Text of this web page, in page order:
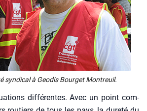
syn­di­cal à Geo­dis Bour­get Mon­treuil.
dif­fé­rentes. Avec un point com­